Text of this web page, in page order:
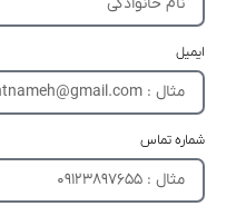
ایمیل
شماره تماس